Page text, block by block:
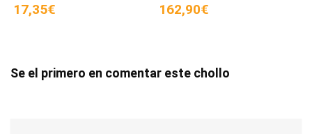
17,35€ 162,90€
Se el primero en comentar este chollo